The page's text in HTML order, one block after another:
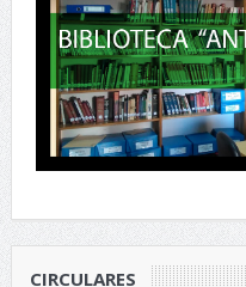
CIRCULARES